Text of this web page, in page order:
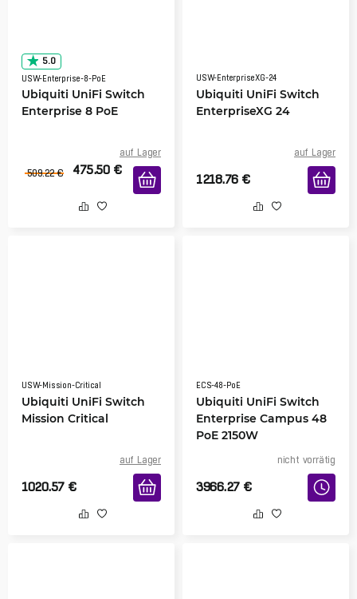
5.0
USW-Enterprise-8-PoE
Ubiquiti UniFi Switch
Enterprise 8 PoE
auf Lager
509.22 € 475.50 €
USW-EnterpriseXG-24
Ubiquiti UniFi Switch
EnterpriseXG 24
auf Lager
1218.76 €
USW-Mission-Critical
Ubiquiti UniFi Switch
Mission Critical
auf Lager
1020.57 €
ECS-48-PoE
Ubiquiti UniFi Switch
Enterprise Campus 48
PoE 2150W
nicht vorrätig
3966.27 €